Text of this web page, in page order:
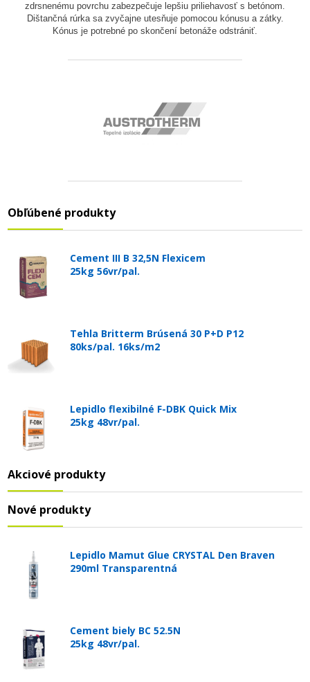
zdrsnenému povrchu zabezpečuje lepšiu priliehavosť s betónom.
Dištančná rúrka sa zvyčajne utesňuje pomocou kónusu a zátky.
Kónus je potrebné po skončení betonáže odstrániť.
Obľúbené produkty
Cement III B 32,5N Flexicem
25kg 56vr/pal.
Tehla Britterm Brúsená 30 P+D P12
80ks/pal. 16ks/m2
Lepidlo flexibilné F-DBK Quick Mix
25kg 48vr/pal.
Akciové produkty
Nové produkty
Lepidlo Mamut Glue CRYSTAL Den Braven
290ml Transparentná
Cement biely BC 52.5N
25kg 48vr/pal.